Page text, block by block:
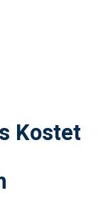
Kostet